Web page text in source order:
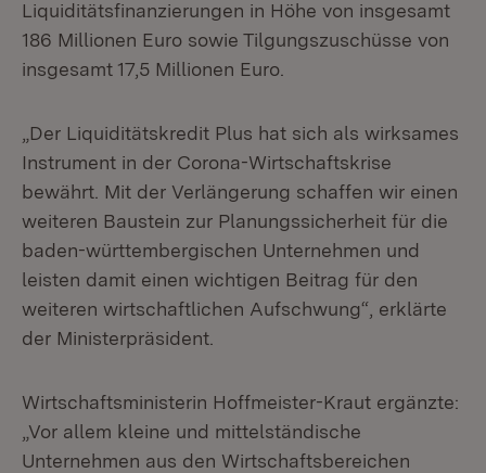
Liquiditätsfinanzierungen in Höhe von insgesamt
186 Millionen Euro sowie Tilgungszuschüsse von
insgesamt 17,5 Millionen Euro.
„Der Liquiditätskredit Plus hat sich als wirksames
Instrument in der Corona-Wirtschaftskrise
bewährt. Mit der Verlängerung schaffen wir einen
weiteren Baustein zur Planungssicherheit für die
baden-württembergischen Unternehmen und
leisten damit einen wichtigen Beitrag für den
weiteren wirtschaftlichen Aufschwung“, erklärte
der Ministerpräsident.
Wirtschaftsministerin Hoffmeister-Kraut ergänzte:
„Vor allem kleine und mittelständische
Unternehmen aus den Wirtschaftsbereichen